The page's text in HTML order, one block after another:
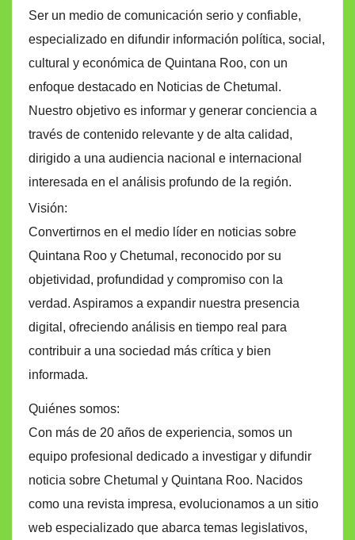
Ser un medio de comunicación serio y confiable,
especializado en difundir información política, social,
cultural y económica de Quintana Roo, con un
enfoque destacado en Noticias de Chetumal.
Nuestro objetivo es informar y generar conciencia a
través de contenido relevante y de alta calidad,
dirigido a una audiencia nacional e internacional
interesada en el análisis profundo de la región.
Visión:
Convertirnos en el medio líder en noticias sobre
Quintana Roo y Chetumal, reconocido por su
objetividad, profundidad y compromiso con la
verdad. Aspiramos a expandir nuestra presencia
digital, ofreciendo análisis en tiempo real para
contribuir a una sociedad más crítica y bien
informada.
Quiénes somos:
Con más de 20 años de experiencia, somos un
equipo profesional dedicado a investigar y difundir
noticia sobre Chetumal y Quintana Roo. Nacidos
como una revista impresa, evolucionamos a un sitio
web especializado que abarca temas legislativos,